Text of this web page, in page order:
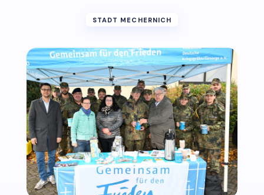
STADT MECHERNICH